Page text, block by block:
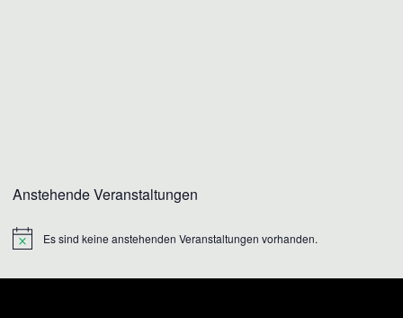
Anstehende Veranstaltungen
HinweisEs sind keine anstehenden Veranstaltungen vorhanden.